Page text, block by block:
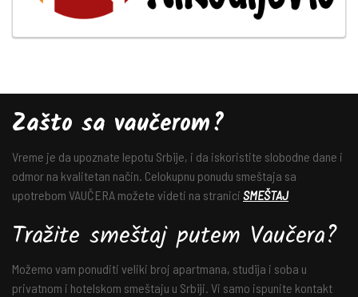
Zašto sa vaučerom?
Vreme je da upoznate lepotu Srbije, i da iskoristite slobodne dane i
odmor na kvalitetan način. Celokupnu ponudu smeštaja sa
upotrebom VAUČERA možete videti na stranici SMEŠTAJ
Tražite smeštaj putem Vaučera?
Možemo vam ponuditi veliki broj apartmana, studija i soba u
privatnom i hotelskom smeštaju u Srbiji. Vi samo ispunite kontakt